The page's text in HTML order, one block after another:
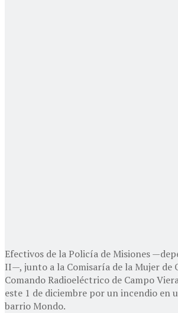
Efectivos de la Policía de Misiones
II—, junto a la Comisaría de la Mujer de
Comando Radioeléctrico de Campo
este 1 de diciembre por un incendio en
barrio Mondo.